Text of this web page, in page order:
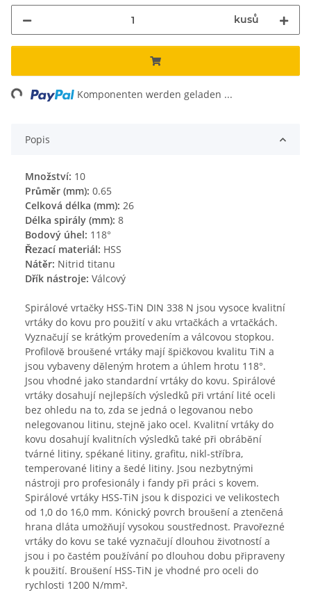
kusů
Komponenten werden geladen ...
Popis
Množství: 10
Průměr (mm): 0.65
Celková délka (mm): 26
Délka spirály (mm): 8
Bodový úhel: 118°
Řezací materiál: HSS
Nátěr: Nitrid titanu
Dřík nástroje: Válcový
Spirálové vrtačky HSS-TiN DIN 338 N jsou vysoce kvalitní
vrtáky do kovu pro použití v aku vrtačkách a vrtačkách.
Vyznačují se krátkým provedením a válcovou stopkou.
Profilově broušené vrtáky mají špičkovou kvalitu TiN a
jsou vybaveny děleným hrotem a úhlem hrotu 118°.
Jsou vhodné jako standardní vrtáky do kovu. Spirálové
vrtáky dosahují nejlepších výsledků při vrtání lité oceli
bez ohledu na to, zda se jedná o legovanou nebo
nelegovanou litinu, stejně jako ocel. Kvalitní vrtáky do
kovu dosahují kvalitních výsledků také při obrábění
tvárné litiny, spékané litiny, grafitu, nikl-stříbra,
temperované litiny a šedé litiny. Jsou nezbytnými
nástroji pro profesionály i fandy při práci s kovem.
Spirálové vrtáky HSS-TiN jsou k dispozici ve velikostech
od 1,0 do 16,0 mm. Kónický povrch broušení a ztenčená
hrana dláta umožňují vysokou soustřednost. Pravořezné
vrtáky do kovu se také vyznačují dlouhou životností a
jsou i po častém používání po dlouhou dobu připraveny
k použití. Broušení HSS-TiN je vhodné pro oceli do
rychlosti 1200 N/mm².